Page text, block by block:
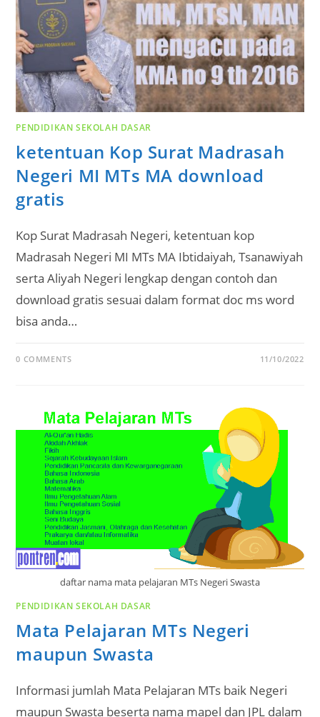
PENDIDIKAN SEKOLAH DASAR
ketentuan Kop Surat Madrasah
Negeri MI MTs MA download
gratis
Kop Surat Madrasah Negeri, ketentuan kop
Madrasah Negeri MI MTs MA Ibtidaiyah, Tsanawiyah
serta Aliyah Negeri lengkap dengan contoh dan
download gratis sesuai dalam format doc ms word
bisa anda…
0 COMMENTS 11/10/2022
daftar nama mata pelajaran MTs Negeri Swasta
PENDIDIKAN SEKOLAH DASAR
Mata Pelajaran MTs Negeri
maupun Swasta
Informasi jumlah Mata Pelajaran MTs baik Negeri
maupun Swasta beserta nama mapel dan JPL dalam